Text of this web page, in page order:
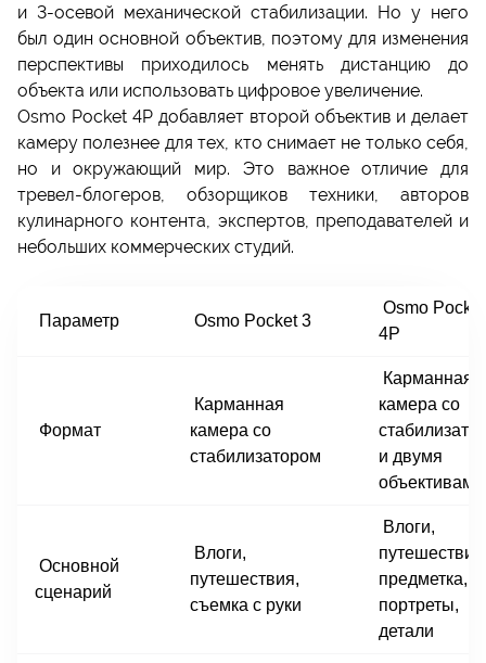
и 3-осевой механической стабилизации. Но у него
был один основной объектив, поэтому для изменения
перспективы приходилось менять дистанцию до
объекта или использовать цифровое увеличение.
Osmo Pocket 4P добавляет второй объектив и делает
камеру полезнее для тех, кто снимает не только себя,
но и окружающий мир. Это важное отличие для
тревел-блогеров, обзорщиков техники, авторов
кулинарного контента, экспертов, преподавателей и
небольших коммерческих студий.
Параметр Osmo Pocket 3
Osmo Pocket
4P
Формат
Карманная
камера со
стабилизатором
Карманная
камера со
и двумя
объективами
Основной
сценарий
Влоги,
путешествия,
съемка с руки
Влоги,
предметка,
портреты,
детали